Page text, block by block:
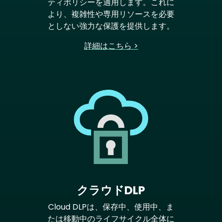
より、複雑性や専用リソースを必要
としない強力な保護を提供します。
詳細はこちら >
クラウドDLP
Cloud DLPは、保存中、使用中、ま
たは移動中のライフサイクル全体に